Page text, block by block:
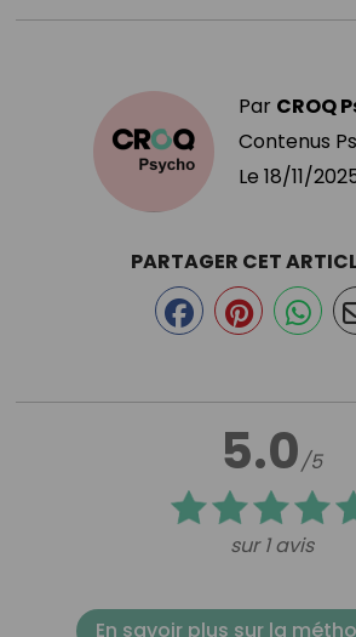
Par CROQ
Contenus
Le 18/11/
5.0/5
sur 1 avis
PARTAGER CET
En savoir plus sur la